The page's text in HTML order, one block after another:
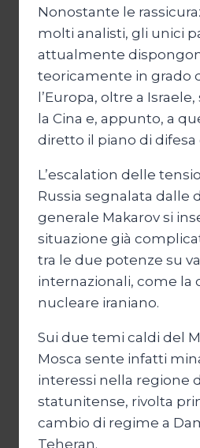
Nonostante le
molti analisti, gli unici
attualmente
teoricamente in grado
l’Europa, oltre a
la Cina e, appunto, a
diretto il piano di difesa
L’escalation delle
Russia segnalata dalle
generale Makarov si
situazione già
tra le due potenze su
internazionali, come la
nucleare iraniano.
Sui due temi caldi del
Mosca sente infatti
interessi nella regione
statunitense, rivolta
cambio di regime a
Teheran.